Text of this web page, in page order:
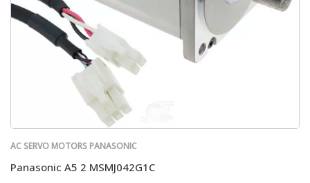
AC SERVO MOTORS PANASONIC
Panasonic A5 2 MSMJ042G1C